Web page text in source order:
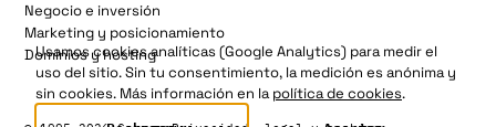
Negocio e inversión
Marketing y posicionamiento
Dominios y hosting
Usamos cookies analíticas (Google Analytics) para medir el
uso del sitio. Sin tu consentimiento, la medición es anónima y
sin cookies. Más información en lapolítica de cookies.